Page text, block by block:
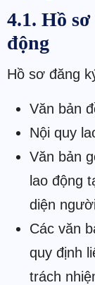
4.1. Hồ
động
Hồ sơ đăng
Văn bản
Nội quy
Văn bản
lao động
diện
Các văn
quy định
trách